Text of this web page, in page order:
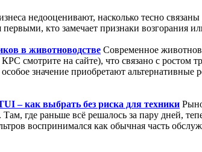
недооценивают, насколько тесно
первыми, кто замечает признаки возгорания
в животноводстве Современное
смотрите на сайте), что связано с ростом
значение приобретают
– как выбрать без риска для техники
Там, где раньше всё решалось за пару дней,
воспринимался как обычная часть